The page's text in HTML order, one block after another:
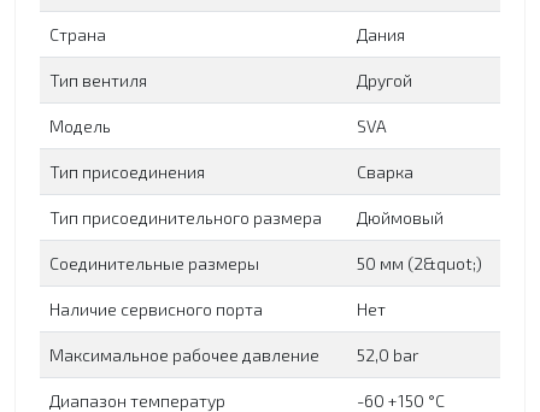
Страна Дания
Тип вентиля Другой
Модель SVA
Тип присоединения Сварка
Тип присоединительного размера Дюймовый
Соединительные размеры 50 мм (2&quot;)
Наличие сервисного порта Нет
Максимальное рабочее давление 52,0 bar
Диапазон температур -60 +150 °C